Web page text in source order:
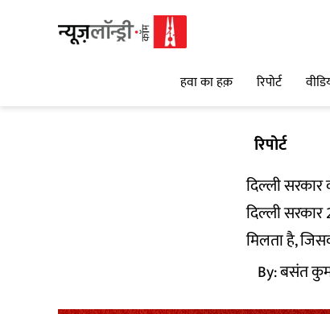
हवा का हक़ रिपोर्ट
रिपोर्ट
दिल्ली सरकार
दिल्ली
मिलता है,
By:बसंत